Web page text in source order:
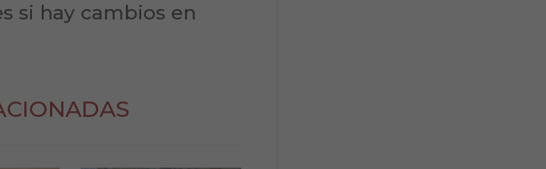
si hay cambios en